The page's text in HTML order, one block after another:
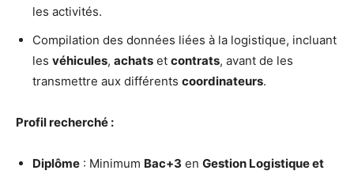
les activités.
Compilation des données liées à la logistique, incluant
les véhicules, achats et contrats, avant de les
transmettre aux différents coordinateurs.
Profil recherché :
Diplôme : Minimum Bac+3 en Gestion Logistique et